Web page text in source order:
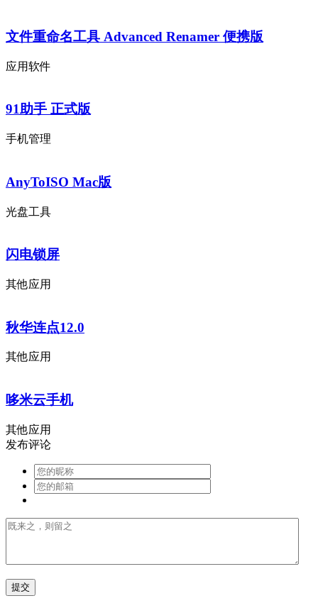
文件重命名工具 Advanced Renamer 便携版
应用软件
91助手 正式版
手机管理
AnyToISO Mac版
光盘工具
闪电锁屏
其他应用
秋华连点12.0
其他应用
哆米云手机
其他应用
发布评论